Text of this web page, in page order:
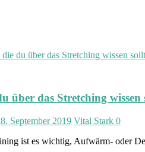
über das Stretching wissen
September 2019 Vital Stark 0
ist es wichtig, Aufwärm- oder